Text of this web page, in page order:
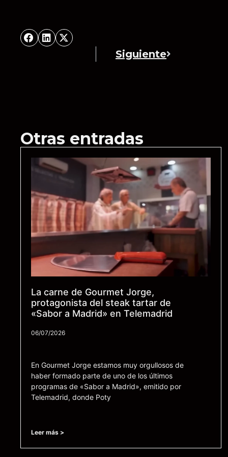
Siguiente
Otras entradas
La carne de Gourmet Jorge,
protagonista del steak tartar de
«Sabor a Madrid» en Telemadrid
06/07/2026
En Gourmet Jorge estamos muy orgullosos de
haber formado parte de uno de los últimos
programas de «Sabor a Madrid», emitido por
Telemadrid, donde Poty
Leer más >